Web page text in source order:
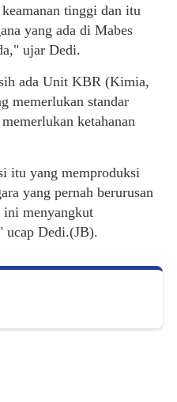
tinggi dan itu
yang ada di Mabes
ujar Dedi.
ada Unit KBR (Kimia,
memerlukan standar
ketahanan
itu yang memproduksi
yang pernah berurusan
ini menyangkut
ucap Dedi.(JB).